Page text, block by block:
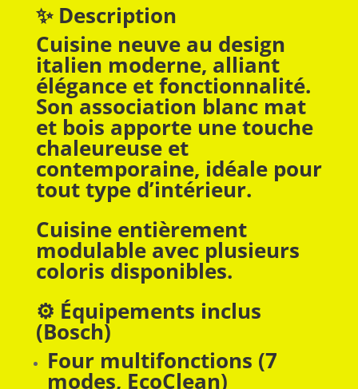
✨ Description
Cuisine neuve au design
italien moderne, alliant
élégance et fonctionnalité.
Son association blanc mat
et bois apporte une touche
chaleureuse et
contemporaine, idéale pour
tout type d’intérieur.
Cuisine entièrement
modulable avec plusieurs
coloris disponibles.
⚙️ Équipements inclus
(Bosch)
Four multifonctions (7
modes, EcoClean)